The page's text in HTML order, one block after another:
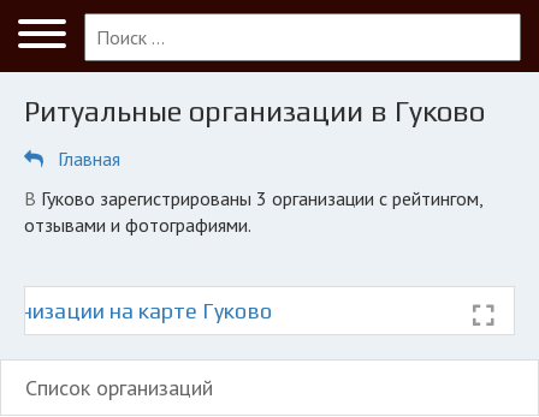
Меню
Главная
Гуково
ПОЛЬЗОВАТЕЛЯМ
Кладбища
Личный кабинет
Ритуальные организации в Гуково
Главная
в Гуково зарегистрированы 3 организации с рейтингом,
отзывами и фотографиями.
на карте Гуково
Список организаций